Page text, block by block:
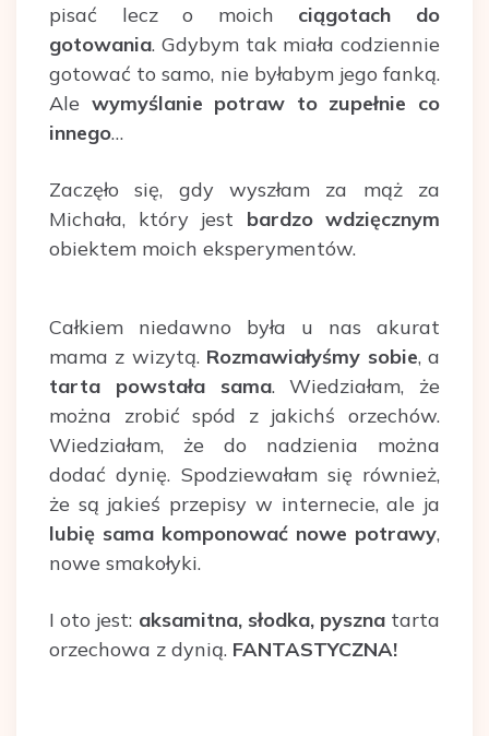
pisać lecz o moich ciągotach do
gotowania. Gdybym tak miała codziennie
gotować to samo, nie byłabym jego fanką.
Ale wymyślanie potraw to zupełnie co
innego…
Zaczęło się, gdy wyszłam za mąż za
Michała, który jest bardzo wdzięcznym
obiektem moich eksperymentów.
Całkiem niedawno była u nas akurat
mama z wizytą. Rozmawiałyśmy sobie, a
tarta powstała sama. Wiedziałam, że
można zrobić spód z jakichś orzechów.
Wiedziałam, że do nadzienia można
dodać dynię. Spodziewałam się również,
że są jakieś przepisy w internecie, ale ja
lubię sama komponować nowe potrawy,
nowe smakołyki.
I oto jest: aksamitna, słodka, pysznatarta
orzechowa z dynią. FANTASTYCZNA!